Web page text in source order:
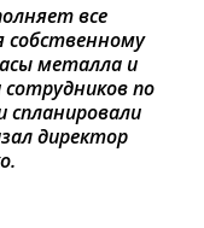
все
собственному
металла и
по
спланировали
директор